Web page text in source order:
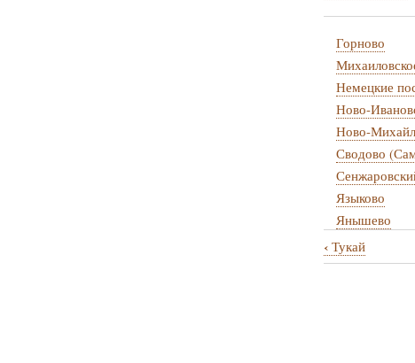
Горново
Немецкие
Ново-
Ново-
Сводово
Языково
Янышево
‹Тукай